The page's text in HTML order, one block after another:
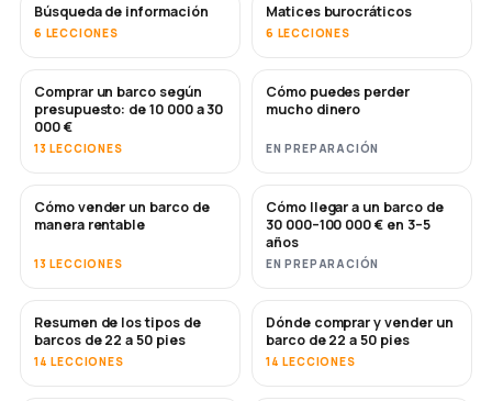
Búsqueda de información
6 LECCIONES
Matices burocráticos
6 LECCIONES
PRONTO
Comprar un barco según
presupuesto: de 10 000 a 30
000 €
13 LECCIONES
PRONTO
Cómo puedes perder
mucho dinero
EN PREPARACIÓN
NUEVO
Cómo vender un barco de
manera rentable
13 LECCIONES
NUEVO
Cómo llegar a un barco de
30 000–100 000 € en 3–5
años
EN PREPARACIÓN
PRONTO
Resumen de los tipos de
barcos de 22 a 50 pies
14 LECCIONES
PRONTO
Dónde comprar y vender un
barco de 22 a 50 pies
14 LECCIONES